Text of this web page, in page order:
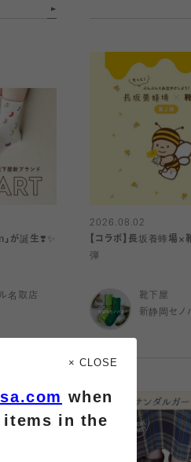
が誕生❣️✨
名取店
2026.08.02
【コラボ】長坂養蜂場
弾
靴下屋
新静岡セノ
× CLOSE
when
in the